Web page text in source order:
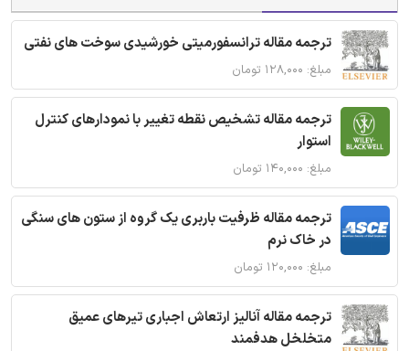
ترجمه مقاله ترانسفورمیتی خورشیدی سوخت های نفتی
مبلغ: ۱۲۸,۰۰۰ تومان
ترجمه مقاله تشخیص نقطه تغییر با نمودارهای کنترل
استوار
مبلغ: ۱۴۰,۰۰۰ تومان
ترجمه مقاله ظرفیت باربری یک گروه از ستون های سنگی
در خاک نرم
مبلغ: ۱۲۰,۰۰۰ تومان
ترجمه مقاله آنالیز ارتعاش اجباری تیرهای عمیق
متخلخل هدفمند